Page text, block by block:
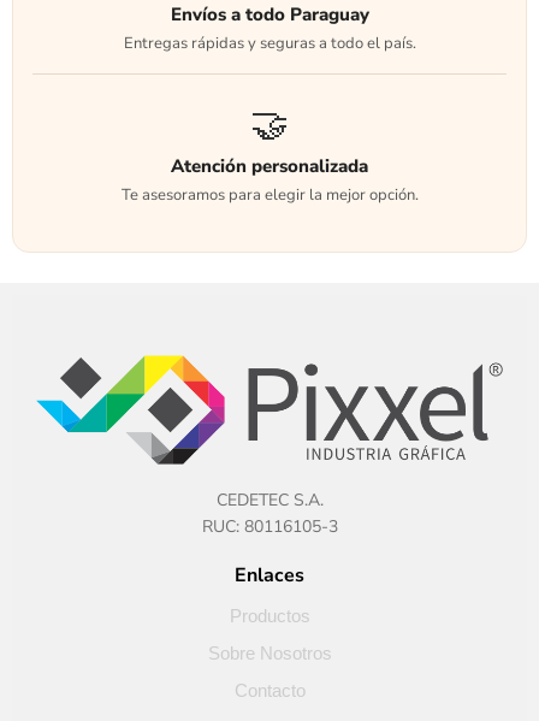
Envíos a todo Paraguay
Entregas rápidas y seguras a todo el país.
🤝
Atención personalizada
Te asesoramos para elegir la mejor opción.
CEDETEC S.A.
RUC: 80116105-3
Enlaces
Productos
Sobre Nosotros
Contacto